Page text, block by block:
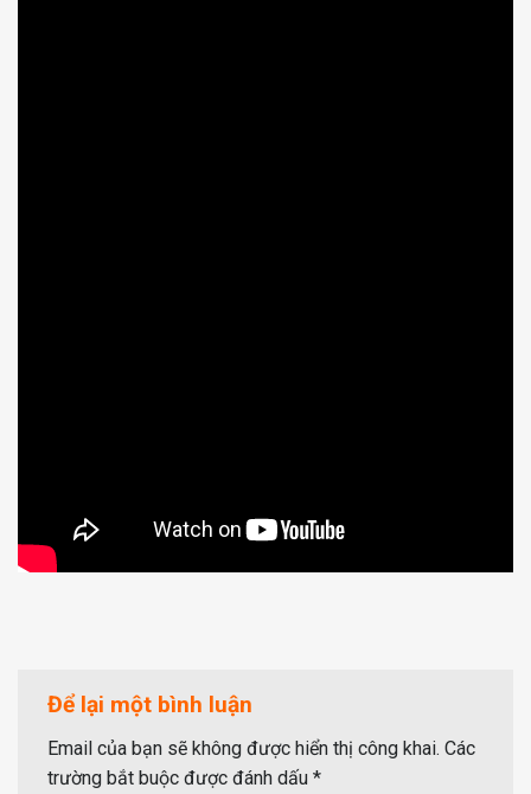
Để lại một bình luận
Email của bạn sẽ không được hiển thị công khai. Các
trường bắt buộc được đánh dấu *